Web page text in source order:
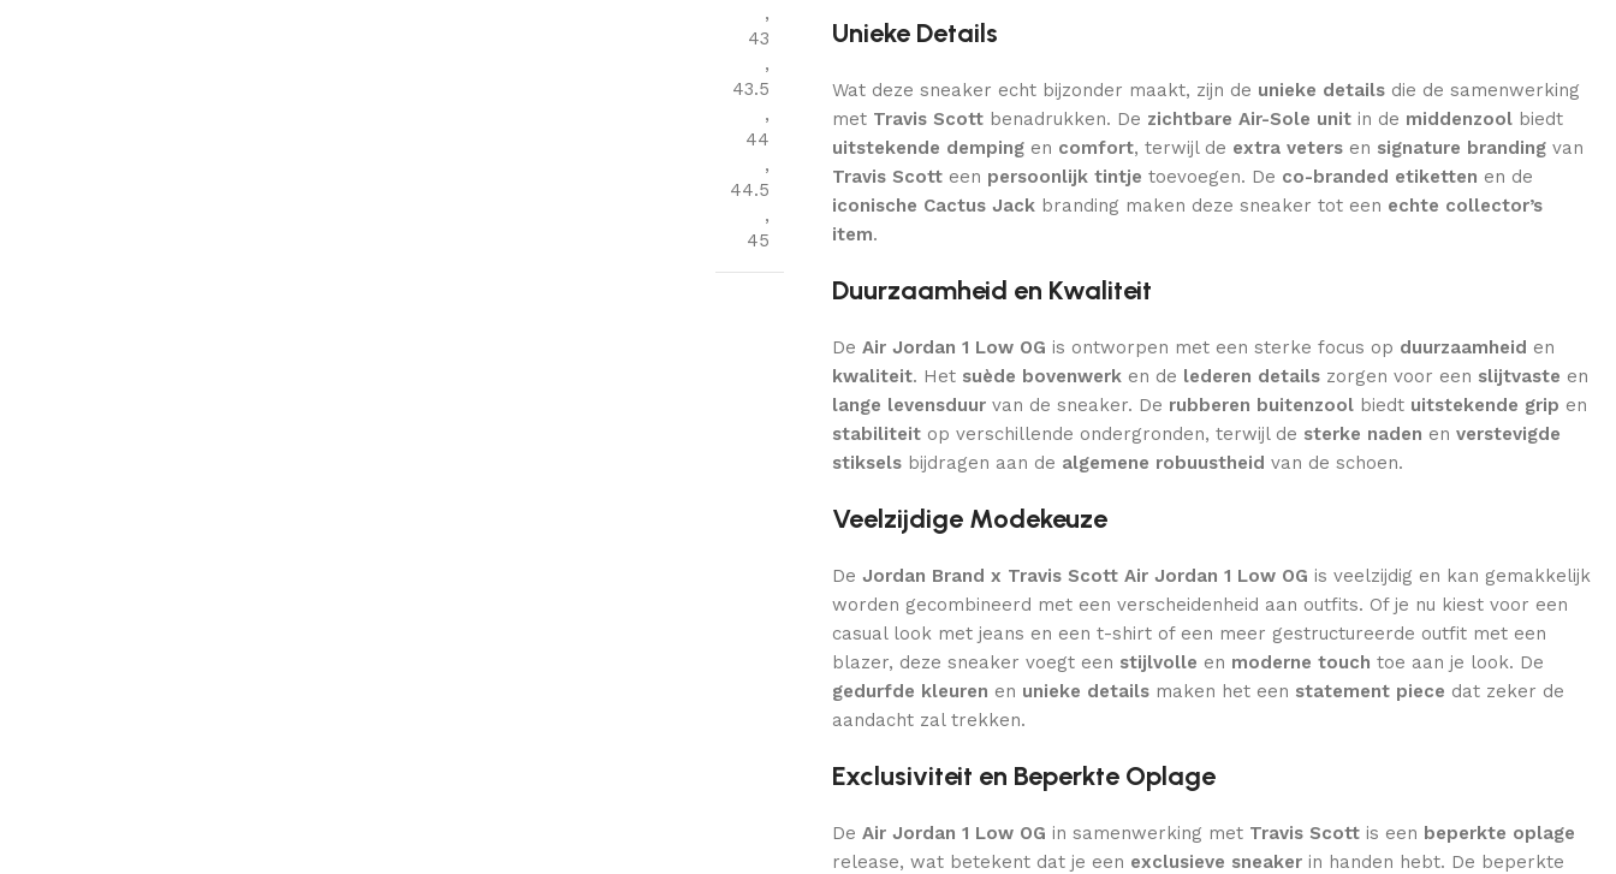
,
43
,
43.5
,
44
,
44.5
,
45
Unieke Details
Wat deze sneaker echt bijzonder maakt, zijn de unieke details die de samenwerking
met Travis Scott benadrukken. De zichtbare Air-Sole unit in de middenzool biedt
uitstekende demping en comfort, terwijl de extra veters en signature branding van
Travis Scott een persoonlijk tintje toevoegen. De co-branded etiketten en de
iconische Cactus Jack branding maken deze sneaker tot een echte collector’s
item.
Duurzaamheid en Kwaliteit
De Air Jordan 1 Low OG is ontworpen met een sterke focus op duurzaamheid en
kwaliteit. Het suède bovenwerk en de lederen details zorgen voor een slijtvaste en
lange levensduur van de sneaker. De rubberen buitenzool biedt uitstekende grip en
stabiliteit op verschillende ondergronden, terwijl de sterke naden en verstevigde
stiksels bijdragen aan de algemene robuustheid van de schoen.
Veelzijdige Modekeuze
De Jordan Brand x Travis Scott Air Jordan 1 Low OG is veelzijdig en kan gemakkelijk
worden gecombineerd met een verscheidenheid aan outfits. Of je nu kiest voor een
casual look met jeans en een t-shirt of een meer gestructureerde outfit met een
blazer, deze sneaker voegt een stijlvolle en moderne touch toe aan je look. De
gedurfde kleuren en unieke details maken het een statement piece dat zeker de
aandacht zal trekken.
Exclusiviteit en Beperkte Oplage
De Air Jordan 1 Low OG in samenwerking met Travis Scott is een beperkte oplage
release, wat betekent dat je een exclusieve sneaker in handen hebt. De beperkte